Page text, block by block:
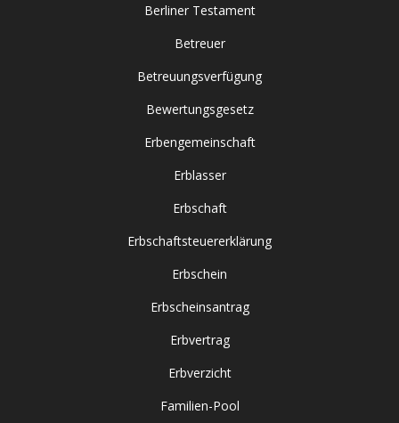
Berliner Testament
Betreuer
Betreuungsverfügung
Bewertungsgesetz
Erbengemeinschaft
Erblasser
Erbschaft
Erbschaftsteuererklärung
Erbschein
Erbscheinsantrag
Erbvertrag
Erbverzicht
Familien-Pool